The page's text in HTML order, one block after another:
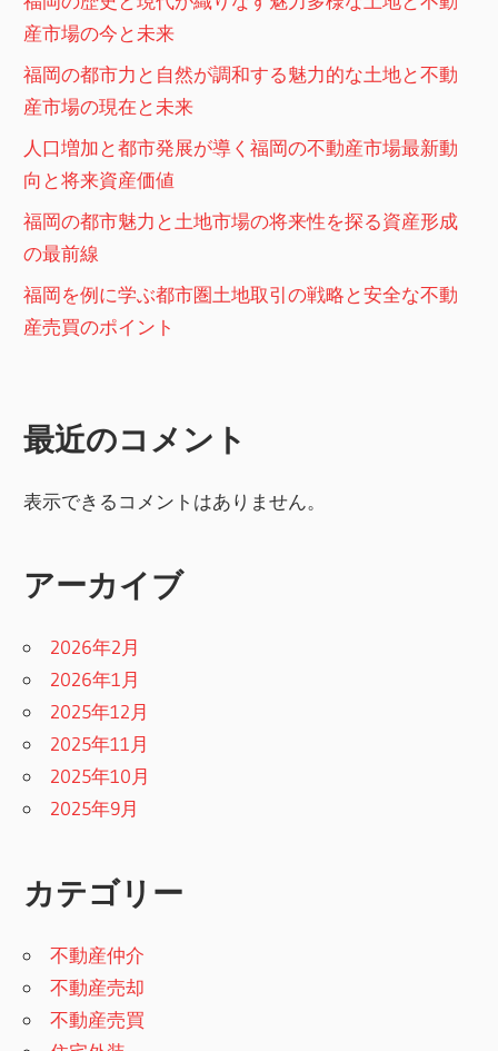
産市場の今と未来
福岡の都市力と自然が調和する魅力的な土地と不動
産市場の現在と未来
人口増加と都市発展が導く福岡の不動産市場最新動
向と将来資産価値
福岡の都市魅力と土地市場の将来性を探る資産形成
の最前線
福岡を例に学ぶ都市圏土地取引の戦略と安全な不動
産売買のポイント
最近のコメント
表示できるコメントはありません。
アーカイブ
2026年2月
2026年1月
2025年12月
2025年11月
2025年10月
2025年9月
カテゴリー
不動産仲介
不動産売却
不動産売買